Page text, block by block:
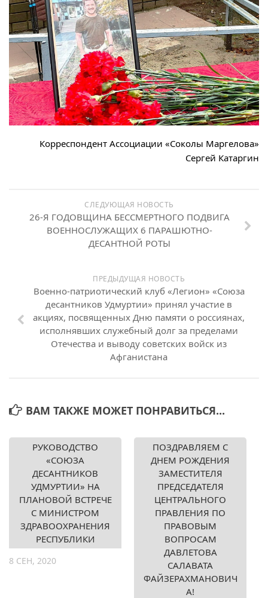
Корреспондент Ассоциации «Соколы Маргелова»
Сергей Катаргин
СЛЕДУЮЩАЯ НОВОСТЬ
26-Я ГОДОВЩИНА БЕССМЕРТНОГО ПОДВИГА
ВОЕННОСЛУЖАЩИХ 6 ПАРАШЮТНО-
ДЕСАНТНОЙ РОТЫ
ПРЕДЫДУЩАЯ НОВОСТЬ
Военно-патриотический клуб «Легион» «Союза
десантников Удмуртии» принял участие в
акциях, посвященных Дню памяти о россиянах,
исполнявших служебный долг за пределами
Отечества и выводу советских войск из
Афганистана
ВАМ ТАКЖЕ МОЖЕТ ПОНРАВИТЬСЯ...
РУКОВОДСТВО
«СОЮЗА
ДЕСАНТНИКОВ
УДМУРТИИ» НА
ПЛАНОВОЙ ВСТРЕЧЕ
С МИНИСТРОМ
ЗДРАВООХРАНЕНИЯ
РЕСПУБЛИКИ
8 СЕН, 2020
ПОЗДРАВЛЯЕМ С
ДНЕМ РОЖДЕНИЯ
ЗАМЕСТИТЕЛЯ
ПРЕДСЕДАТЕЛЯ
ЦЕНТРАЛЬНОГО
ПРАВЛЕНИЯ ПО
ПРАВОВЫМ
ВОПРОСАМ
ДАВЛЕТОВА
САЛАВАТА
ФАЙЗЕРАХМАНОВИЧ
А!